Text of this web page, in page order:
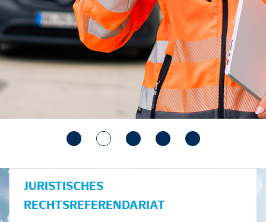
JURISTISCHES
RECHTSREFERENDARIAT